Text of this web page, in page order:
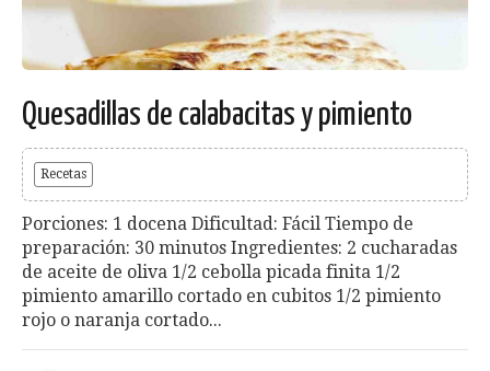
Quesadillas de calabacitas y pimiento
Recetas
Porciones: 1 docena Dificultad: Fácil Tiempo de
preparación: 30 minutos Ingredientes: 2 cucharadas
de aceite de oliva 1/2 cebolla picada finita 1/2
pimiento amarillo cortado en cubitos 1/2 pimiento
rojo o naranja cortado...